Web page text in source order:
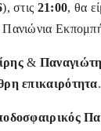
), στις 21:00, θα
Πανιώνια
&
επικαιρότητα.